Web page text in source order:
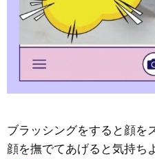
ブラッシングをすると顔を
顔を撫でてあげると気持ち